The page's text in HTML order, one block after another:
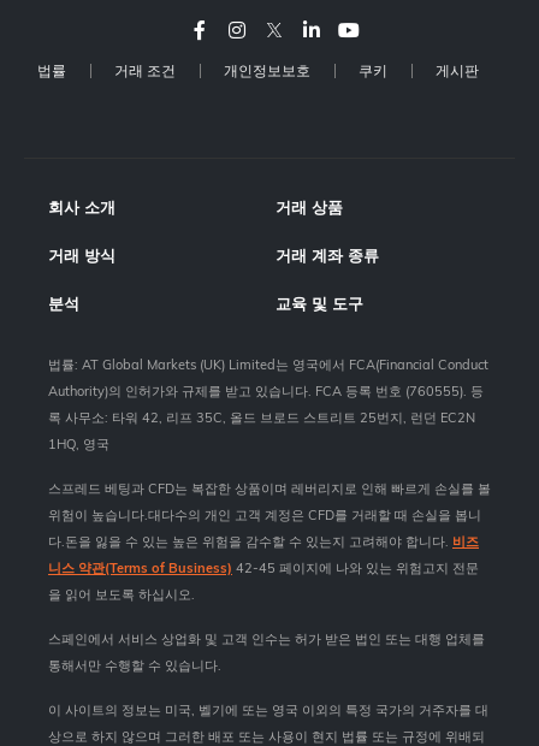
법률 거래 조건 개인정보보호 쿠키 게시판
회사 소개 거래 상품
거래 방식 거래 계좌 종류
분석 교육 및 도구
법률: AT Global Markets (UK) Limited는 영국에서 FCA(Financial Conduct
Authority)의 인허가와 규제를 받고 있습니다. FCA 등록 번호 (760555). 등
록 사무소: 타워 42, 리프 35C, 올드 브로드 스트리트 25번지, 런던 EC2N
1HQ, 영국
스프레드 베팅과 CFD는 복잡한 상품이며 레버리지로 인해 빠르게 손실를 볼
위험이 높습니다.대다수의 개인 고객 계정은 CFD를 거래할 때 손실을 봅니
다.돈을 잃을 수 있는 높은 위험을 감수할 수 있는지 고려해야 합니다. 비즈
니스 약관(Terms of Business) 42-45 페이지에 나와 있는 위험고지 전문
을 읽어 보도록 하십시오.
스페인에서 서비스 상업화 및 고객 인수는 허가 받은 법인 또는 대행 업체를
통해서만 수행할 수 있습니다.
이 사이트의 정보는 미국, 벨기에 또는 영국 이외의 특정 국가의 거주자를 대
상으로 하지 않으며 그러한 배포 또는 사용이 현지 법률 또는 규정에 위배되